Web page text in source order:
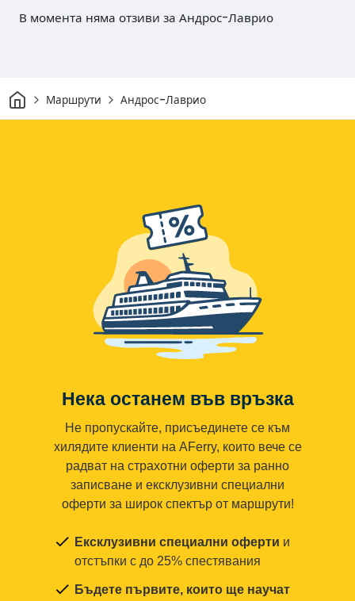
В момента няма отзиви за Андрос-Лаврио
Начало
Маршрути Андрос-Лаврио
Нека останем във връзка
Не пропускайте, присъединете се към
хилядите клиенти на AFerry, които вече се
радват на страхотни оферти за ранно
записване и ексклузивни специални
оферти за широк спектър от маршрути!
Ексклузивни специални оферти и
отстъпки с до 25% спестявания
Бъдете първите, които ще научат